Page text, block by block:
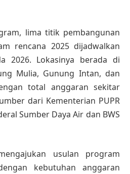
lima titik pembangunan
rencana 2025 dijadwalkan
2026. Lokasinya berada di
Mulia, Gunung Intan, dan
total anggaran sekitar
dari Kementerian PUPR
Sumber Daya Air dan BWS
usulan program
kebutuhan anggaran